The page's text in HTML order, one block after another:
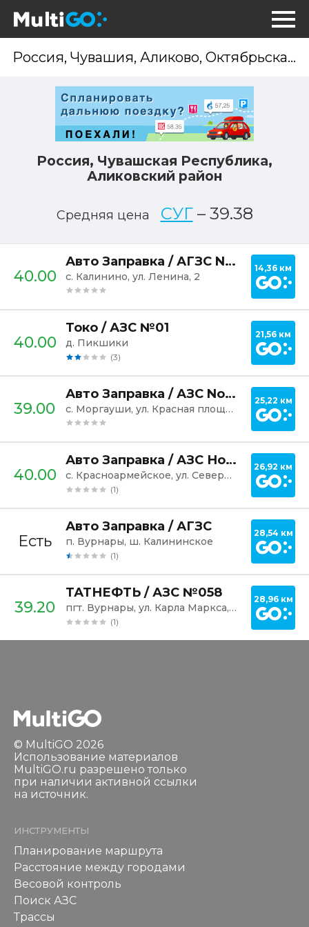
Россия, Чувашская Республика,
Аликовский район
Средняя цена СУГ– 39.38
40.00
Авто Заправка / АГЗС Nokta
с. Калинино, ул. Ленина, 2
14,36 км
40.00
Токо / АЗС №01
д. Пикшики
(3)
21,56 км
39.00
Авто Заправка / АЗС Nokta
c. Моргауши, ул. Красная площадь, 10
25,22 км
40.00
Авто Заправка / АЗС Нокта
с. Красноармейское, ул. Северная, 10
(1)
26,92 км
Есть
Авто Заправка / АГЗС
п. Вурнары, ш. Калининское
(1)
28,54 км
39.20
ТАТНЕФТЬ / АЗС №058
пгт. Вурнары, ул. Карла Маркса, 58
(1)
28,96 км
© MultiGO 2026
Использование материалов
MultiGO.ru разрешено только
при наличии активной ссылки
на источник.
ИНСТРУМЕНТЫ
Планирование маршрута
Расстояние между городами
Весовой контроль
Поиск АЗС
Трассы